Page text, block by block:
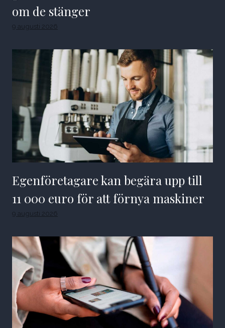
om de stänger
9 augusti 2026
Egenföretagare kan begära upp till
11 000 euro för att förnya maskiner
9 augusti 2026